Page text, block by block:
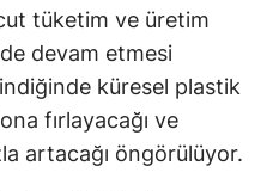
tüketim ve üretim
devam etmesi
küresel plastik
fırlayacağı ve
artacağı öngörülüyor.